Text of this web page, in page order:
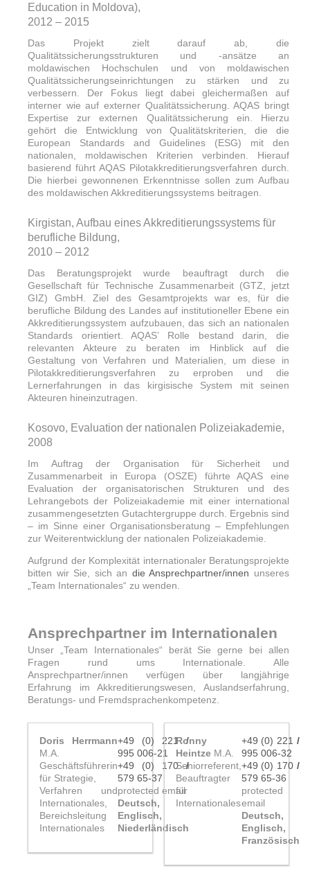
Education in Moldova),
2012 – 2015
Das Projekt zielt darauf ab, die
Qualitätssicherungsstrukturen und -ansätze an
moldawischen Hochschulen und von moldawischen
Qualitätssicherungseinrichtungen zu stärken und zu
verbessern. Der Fokus liegt dabei gleichermaßen auf
interner wie auf externer Qualitätssicherung. AQAS bringt
Expertise zur externen Qualitätssicherung ein. Hierzu
gehört die Entwicklung von Qualitätskriterien, die die
European Standards and Guidelines (ESG) mit den
nationalen, moldawischen Kriterien verbinden. Hierauf
basierend führt AQAS Pilotakkreditierungsverfahren durch.
Die hierbei gewonnenen Erkenntnisse sollen zum Aufbau
des moldawischen Akkreditierungssystems beitragen.
Kirgistan, Aufbau eines Akkreditierungssystems für
berufliche Bildung,
2010 – 2012
Das Beratungsprojekt wurde beauftragt durch die
Gesellschaft für Technische Zusammenarbeit (GTZ, jetzt
GIZ) GmbH. Ziel des Gesamtprojekts war es, für die
berufliche Bildung des Landes auf institutioneller Ebene ein
Akkreditierungssystem aufzubauen, das sich an nationalen
Standards orientiert. AQAS’ Rolle bestand darin, die
relevanten Akteure zu beraten im Hinblick auf die
Gestaltung von Verfahren und Materialien, um diese in
Pilotakkreditierungsverfahren zu erproben und die
Lernerfahrungen in das kirgisische System mit seinen
Akteuren hineinzutragen.
Kosovo, Evaluation der nationalen Polizeiakademie,
2008
Im Auftrag der Organisation für Sicherheit und
Zusammenarbeit in Europa (OSZE) führte AQAS eine
Evaluation der organisatorischen Strukturen und des
Lehrangebots der Polizeiakademie mit einer international
zusammengesetzten Gutachtergruppe durch. Ergebnis sind
– im Sinne einer Organisationsberatung – Empfehlungen
zur Weiterentwicklung der nationalen Polizeiakademie.
Aufgrund der Komplexität internationaler Beratungsprojekte
bitten wir Sie, sich an die Ansprechpartner/innen unseres
„Team Internationales“ zu wenden.
Ansprechpartner im Internationalen
Unser „Team Internationales“ berät Sie gerne bei allen
Fragen rund ums Internationale. Alle
Ansprechpartner/innen verfügen über langjährige
Erfahrung im Akkreditierungswesen, Auslandserfahrung,
Beratungs- und Fremdsprachenkompetenz.
Doris Herrmann
M.A.
Geschäftsführerin
für Strategie,
Verfahren und
Internationales,
Bereichsleitung
Internationales
+49 (0) 221/
995 006-21
+49 (0) 170/
579 65-37
protected email
Deutsch,
Englisch,
Niederländisch
Ronny
HeintzeM.A.
Seniorreferent,
Beauftragter
für
Internationales
+49 (0) 221 /
995 006-32
+49 (0) 170 /
579 65-36
protected
email
Deutsch,
Englisch,
Französisch